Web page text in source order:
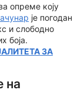
опреме коју
је погодан
и слободно
боја.
ЗА
на